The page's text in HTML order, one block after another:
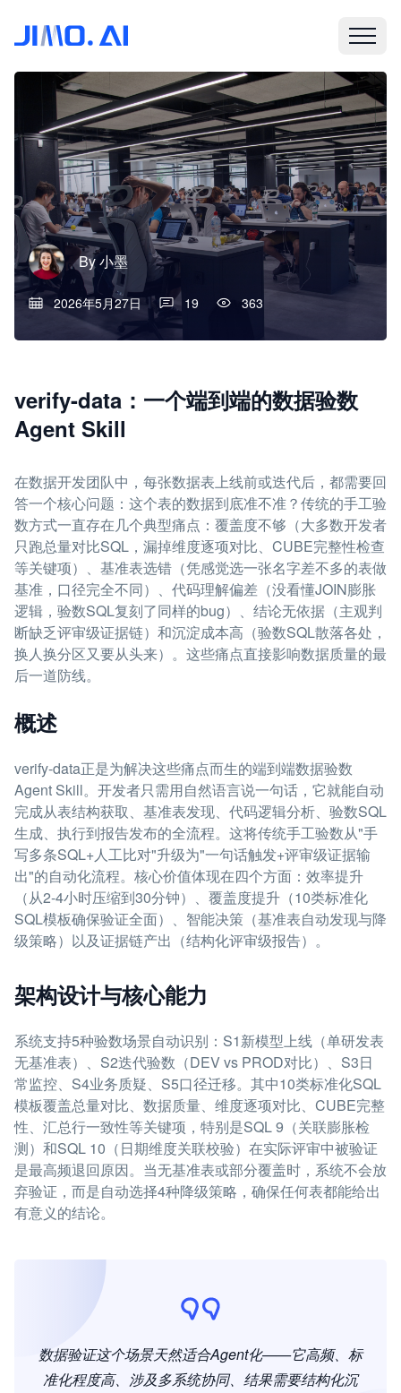
By小墨
2026年5月27日 19 363
verify-data：一个端到端的数据验数
Agent Skill
在数据开发团队中，每张数据表上线前或迭代后，都需要回
答一个核心问题：这个表的数据到底准不准？传统的手工验
数方式一直存在几个典型痛点：覆盖度不够（大多数开发者
只跑总量对比SQL，漏掉维度逐项对比、CUBE完整性检查
等关键项）、基准表选错（凭感觉选一张名字差不多的表做
基准，口径完全不同）、代码理解偏差（没看懂JOIN膨胀
逻辑，验数SQL复刻了同样的bug）、结论无依据（主观判
断缺乏评审级证据链）和沉淀成本高（验数SQL散落各处，
换人换分区又要从头来）。这些痛点直接影响数据质量的最
后一道防线。
概述
verify-data正是为解决这些痛点而生的端到端数据验数
Agent Skill。开发者只需用自然语言说一句话，它就能自动
完成从表结构获取、基准表发现、代码逻辑分析、验数SQL
生成、执行到报告发布的全流程。这将传统手工验数从"手
写多条SQL+人工比对"升级为"一句话触发+评审级证据输
出"的自动化流程。核心价值体现在四个方面：效率提升
（从2-4小时压缩到30分钟）、覆盖度提升（10类标准化
SQL模板确保验证全面）、智能决策（基准表自动发现与降
级策略）以及证据链产出（结构化评审级报告）。
架构设计与核心能力
系统支持5种验数场景自动识别：S1新模型上线（单研发表
无基准表）、S2迭代验数（DEV vs PROD对比）、S3日
常监控、S4业务质疑、S5口径迁移。其中10类标准化SQL
模板覆盖总量对比、数据质量、维度逐项对比、CUBE完整
性、汇总行一致性等关键项，特别是SQL 9（关联膨胀检
测）和SQL 10（日期维度关联校验）在实际评审中被验证
是最高频退回原因。当无基准表或部分覆盖时，系统不会放
弃验证，而是自动选择4种降级策略，确保任何表都能给出
有意义的结论。
数据验证这个场景天然适合Agent化——它高频、标
准化程度高、涉及多系统协同、结果需要结构化沉